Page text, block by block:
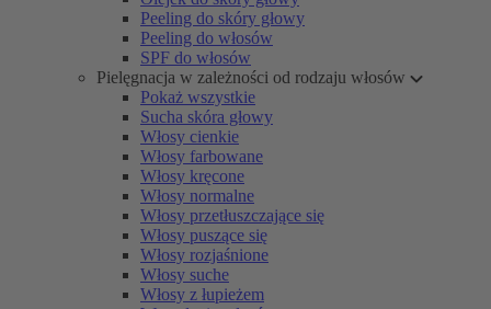
Peeling do skóry głowy
Peeling do włosów
SPF do włosów
Pielęgnacja w zależności od rodzaju włosów
Pokaż wszystkie
Sucha skóra głowy
Włosy cienkie
Włosy farbowane
Włosy kręcone
Włosy normalne
Włosy przetłuszczające się
Włosy puszące się
Włosy rozjaśnione
Włosy suche
Włosy z łupieżem